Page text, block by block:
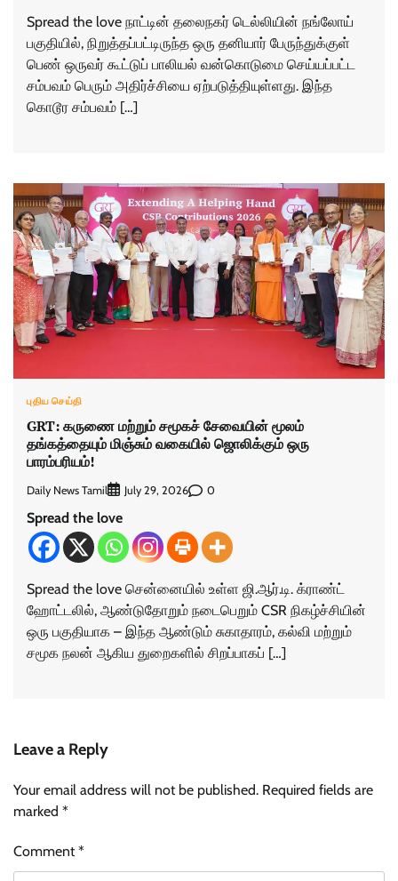
Spread the love நாட்டின் தலைநகர் டெல்லியின் நங்லோய்
பகுதியில், நிறுத்தப்பட்டிருந்த ஒரு தனியார் பேருந்துக்குள்
பெண் ஒருவர் கூட்டுப் பாலியல் வன்கொடுமை செய்யப்பட்ட
சம்பவம் பெரும் அதிர்ச்சியை ஏற்படுத்தியுள்ளது. இந்த
கொடூர சம்பவம் […]
புதிய செய்தி
GRT: கருணை மற்றும் சமூகச் சேவையின் மூலம்
தங்கத்தையும் மிஞ்சும் வகையில் ஜொலிக்கும் ஒரு
பாரம்பரியம்!
Daily News Tamil July 29, 2026 0
Spread the love
Spread the love சென்னையில் உள்ள ஜி.ஆர்.டி. க்ராண்ட்
ஹோட்டலில், ஆண்டுதோறும் நடைபெறும் CSR நிகழ்ச்சியின்
ஒரு பகுதியாக – இந்த ஆண்டும் சுகாதாரம், கல்வி மற்றும்
சமூக நலன் ஆகிய துறைகளில் சிறப்பாகப் […]
Leave a Reply
Your email address will not be published. Required fields are
marked *
Comment*